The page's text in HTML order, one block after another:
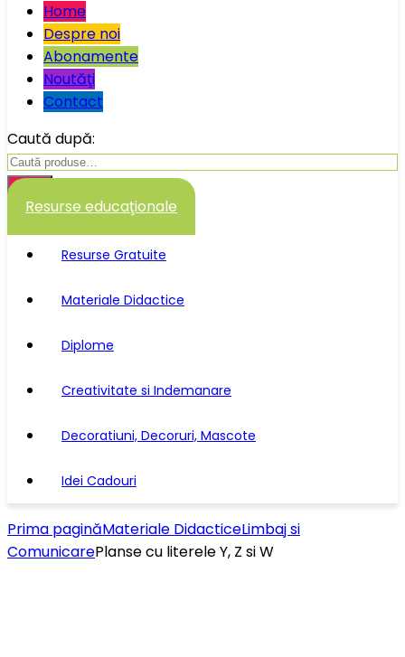
Home
Despre noi
Abonamente
Noutăţi
Contact
Caută după:
Caută
Resurse educaţionale
Resurse Gratuite
Materiale Didactice
Diplome
Creativitate si Indemanare
Decoratiuni, Decoruri, Mascote
Idei Cadouri
Prima paginăMateriale DidacticeLimbaj si
ComunicarePlanse cu literele Y, Z si W